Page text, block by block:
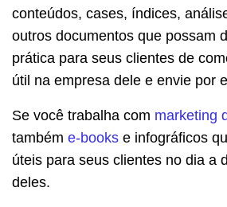
conteúdos, cases, índices,
outros documentos que possam
prática para seus clientes de
útil na empresa dele e envie por
Se você trabalha com marketing
também e-books e infográficos
úteis para seus clientes no dia a
deles.